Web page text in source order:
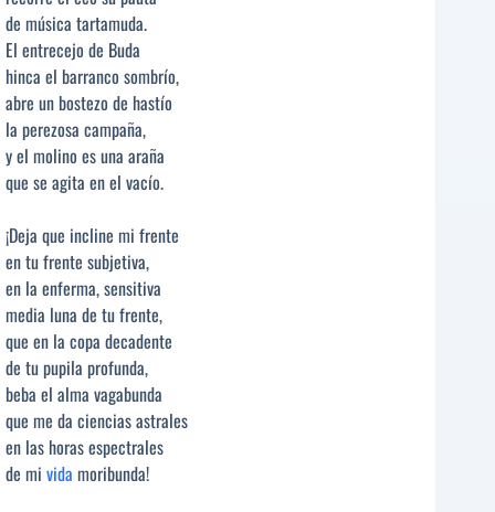
de música tartamuda.
El entrecejo de Buda
hinca el barranco sombrío,
abre un bostezo de hastío
la perezosa campaña,
y el molino es una araña
que se agita en el vacío.
¡Deja que incline mi frente
en tu frente subjetiva,
en la enferma, sensitiva
media luna de tu frente,
que en la copa decadente
de tu pupila profunda,
beba el alma vagabunda
que me da ciencias astrales
en las horas espectrales
de mi vida moribunda!